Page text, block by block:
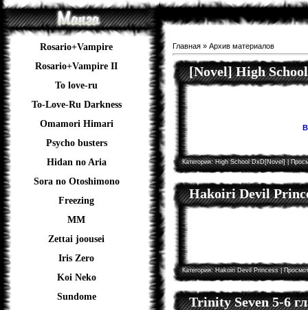
Rosario+Vampire
Rosario+Vampire II
To love-ru
To-Love-Ru Darkness
Omamori Himari
Psycho busters
Hidan no Aria
Sora no Otoshimono
Freezing
ММ
Zettai joousei
Iris Zero
Koi Neko
Sundome
Главная » Архив материалов
[Novel] High
Категория:High School DxD[Novel]|
Hakoiri Devil
Категория:Hakoiri Devil Princess|
Trinity Seven 5-6